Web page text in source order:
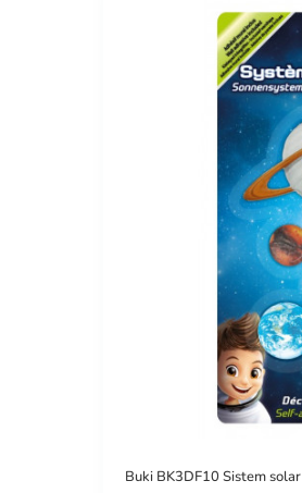
Buki BK3DF10 Sistem solar